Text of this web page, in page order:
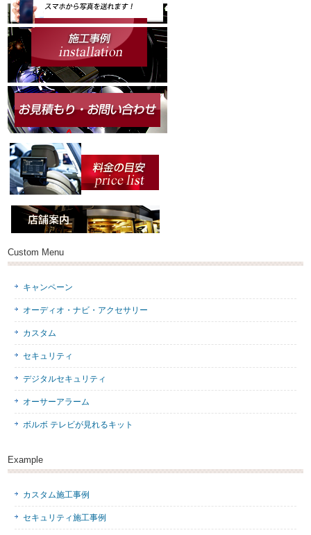
Custom Menu
キャンペーン
オーディオ・ナビ・アクセサリー
カスタム
セキュリティ
デジタルセキュリティ
オーサーアラーム
ボルボ テレビが見れるキット
Example
カスタム施工事例
セキュリティ施工事例